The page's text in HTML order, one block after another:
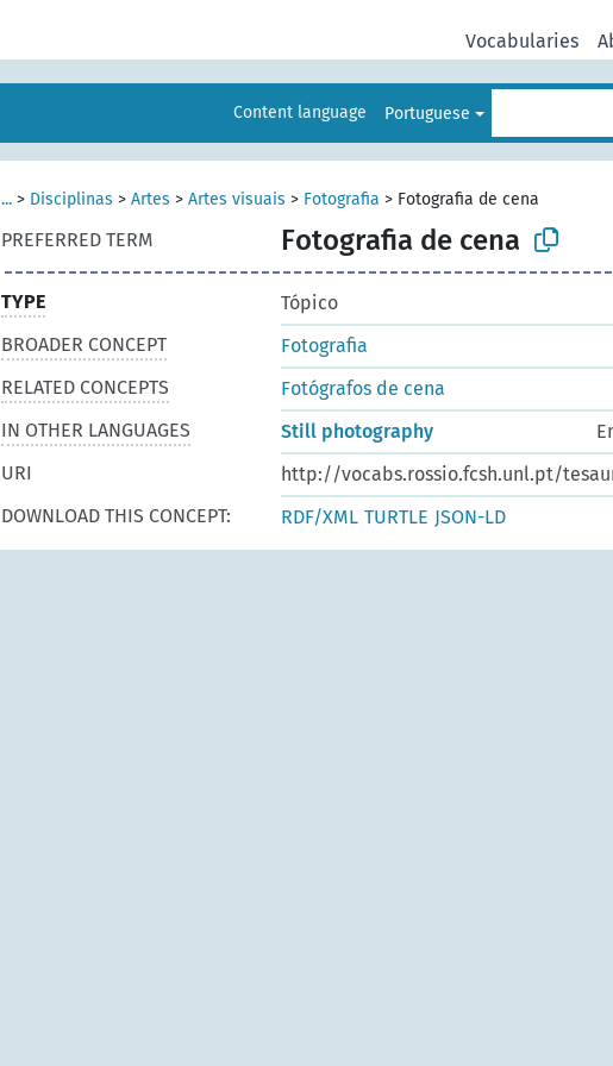
Vocabularies
Content language Portuguese
... > Disciplinas > Artes > Artes visuais > Fotografia > Fotografia de cena
PREFERRED TERM Fotografia de cena
TYPE
Tópico
BROADER CONCEPT
Fotografia
RELATED CONCEPTS
Fotógrafos de cena
IN OTHER LANGUAGES
Still photography
URI
http://vocabs.rossio.fcsh.unl.pt/
DOWNLOAD THIS CONCEPT:
RDF/XML TURTLE JSON-LD